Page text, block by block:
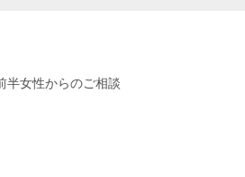
半女性からのご相談